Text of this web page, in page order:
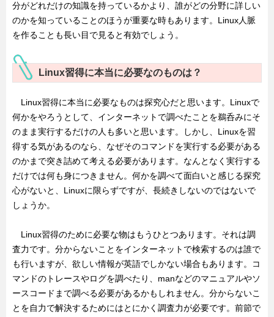
分がどれだけの知識を持っているかより、誰がどの分野に詳しい
のかを知っていることのほうが重要な時もあります。Linux人脈
を作ることも長い目で見ると有効でしょう。
Linux習得に本当に必要なのものは？
Linux習得に本当に必要なものは探究心だと思います。Linuxで
何かをやろうとして、インターネットで調べたことを鵜呑みにそ
のまま実行するだけの人も多いと思います。しかし、Linuxを習
得する気があるのなら、なぜそのコマンドを実行する必要がある
のかまで突き詰めて考える必要があります。なんとなく実行する
だけでは何も身につきません。何かを調べて面白いと感じる探究
心がないと、Linuxに限らずですが、長続きしないのではないで
しょうか。
Linux習得のために必要な物はもうひとつあります。それは調
査力です。分からないことをインターネットで検索するのは誰で
も行いますが、欲しい情報が英語でしかない場合もあります。コ
マンドのトレースやログを調べたり、manなどのマニュアルやソ
ースコードまで調べる必要があるかもしれません。分からないこ
とを自力で解決するためにはとにかく調査力が必要です。前節で